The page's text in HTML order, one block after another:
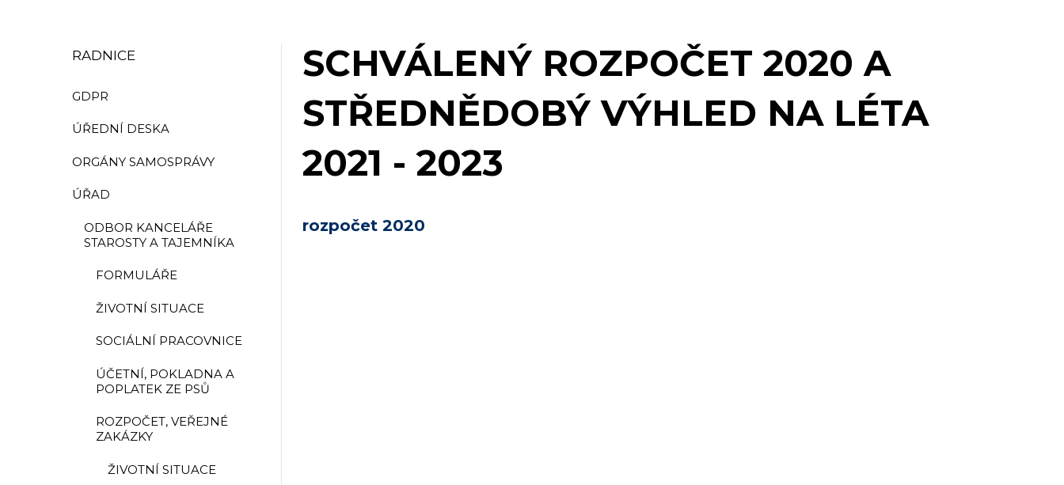
RADNICE
GDPR
ÚŘEDNÍ DESKA
ORGÁNY SAMOSPRÁVY
ÚŘAD
ODBOR KANCELÁŘE
STAROSTY A TAJEMNÍKA
FORMULÁŘE
ŽIVOTNÍ SITUACE
SOCIÁLNÍ PRACOVNICE
ÚČETNÍ, POKLADNA A
POPLATEK ZE PSŮ
ROZPOČET, VEŘEJNÉ
ZAKÁZKY
ŽIVOTNÍ SITUACE
SCHVÁLENÝ ROZPOČET 2020 A
STŘEDNĚDOBÝ VÝHLED NA LÉTA
2021 - 2023
rozpočet 2020